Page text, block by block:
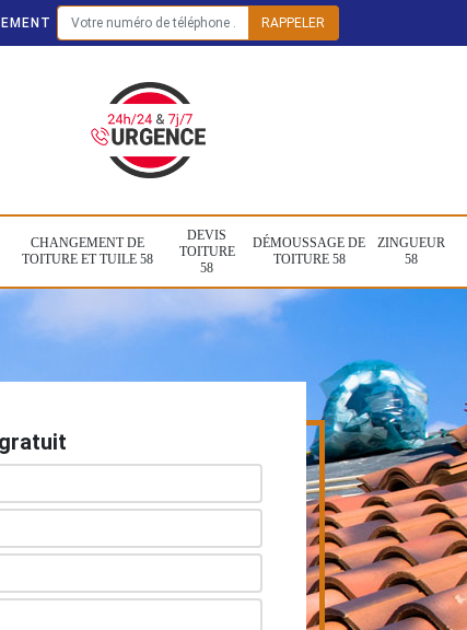
CHANGEMENT DE
TOITURE ET TUILE 58
DEVIS
TOITURE
58
DÉMOUSSAGE DE
TOITURE 58
ZINGUEUR
58